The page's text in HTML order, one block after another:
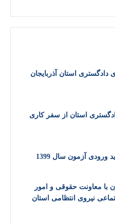
دادگستری استان آذربایجان
استان از سفر کاری
ورودی آزمون سال 1399
با معاونت حقوقی و امور
نیروی انتظامی استان